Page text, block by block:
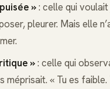
»: celle qui voulait
pleurer. Mais elle
»: celle qui
méprisait. « Tu es faible.